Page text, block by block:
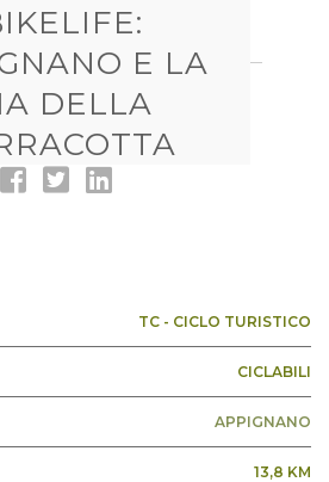
E LA
DELLA
TC - CICLO TURISTICO
CICLABILI
APPIGNANO
13,8 KM